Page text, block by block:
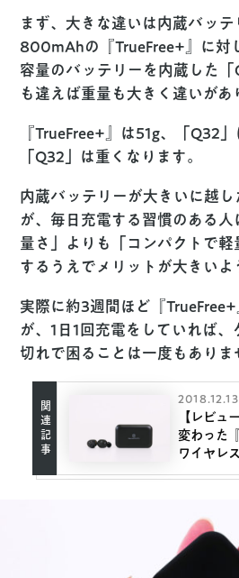
まず、大きな違いは内蔵バッテ
800mAhの『TrueFree+』に対
容量のバッテリーを内蔵した
も違えば重量も大きく違いがあ
『TrueFree+』は51g、「Q32
「Q32」は重くなります。
内蔵バッテリーが大きいに越
が、毎日充電する習慣のある
量さ」よりも「コンパクトで軽
するうえでメリットが大きいよ
実際に約3週間ほど『
が、1日1回充電をしていれば
切れで困ることは一度もありま
2018.12.13
【レビュ
変わった
ワイヤレ